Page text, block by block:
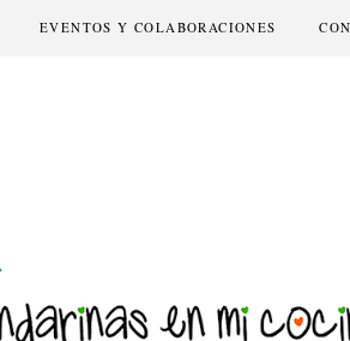
EVENTOS Y COLABORACIONES